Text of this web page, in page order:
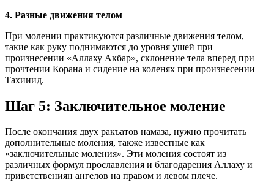
4. Разные движения телом
При молении практикуются различные движения телом,
такие как руку поднимаются до уровня ушей при
произнесении «Аллаху Акбар», склонение тела вперед при
прочтении Корана и сидение на коленях при произнесении
Тахииид.
Шаг 5: Заключительное моление
После окончания двух ракъатов намаза, нужно прочитать
дополнительные моления, также известные как
«заключительные моления». Эти моления состоят из
различных формул прославления и благодарения Аллаху и
приветствениян ангелов на правом и левом плече.